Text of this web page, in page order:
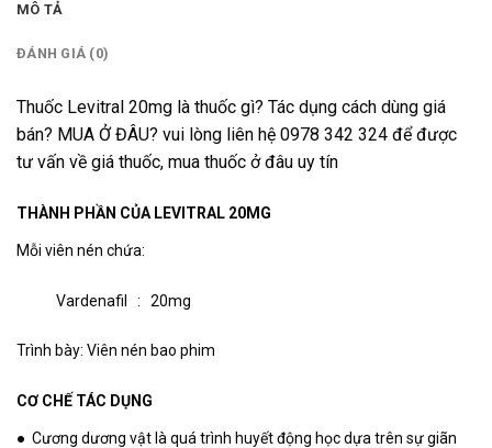
MÔ TẢ
ĐÁNH GIÁ (0)
Thuốc Levitral 20mg là thuốc gì? Tác dụng cách dùng giá
bán? MUA Ở ĐÂU? vui lòng liên hệ 0978 342 324 để được
tư vấn về giá thuốc, mua thuốc ở đâu uy tín
THÀNH PHẦN CỦA LEVITRAL 20MG
Mỗi viên nén chứa:
Vardenafil : 20mg
Trình bày: Viên nén bao phim
CƠ CHẾ TÁC DỤNG
● Cương dương vật là quá trình huyết động học dựa trên sự giãn